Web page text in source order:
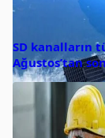
SD kanalların
Ağustos’tan